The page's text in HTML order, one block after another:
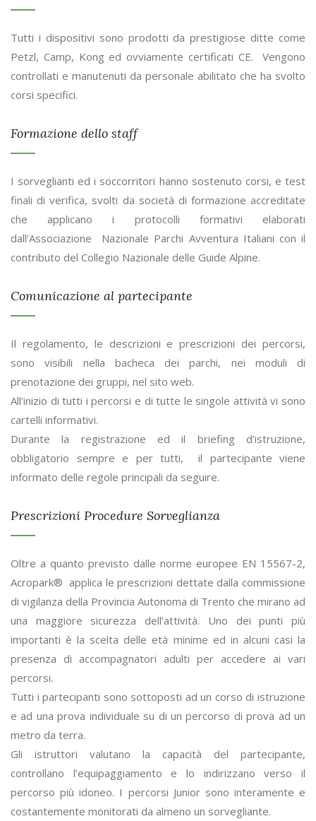
Tutti i dispositivi sono prodotti da prestigiose ditte come
Petzl, Camp, Kong ed ovviamente certificati CE. Vengono
controllati e manutenuti da personale abilitato che ha svolto
corsi specifici.
Formazione dello staff
I sorveglianti ed i soccorritori hanno sostenuto corsi, e test
finali di verifica, svolti da società di formazione accreditate
che applicano i protocolli formativi elaborati
dall’Associazione Nazionale Parchi Avventura Italiani con il
contributo del Collegio Nazionale delle Guide Alpine.
Comunicazione al partecipante
Il regolamento, le descrizioni e prescrizioni dei percorsi,
sono visibili nella bacheca dei parchi, nei moduli di
prenotazione dei gruppi, nel sito web.
All’inizio di tutti i percorsi e di tutte le singole attività vi sono
cartelli informativi.
Durante la registrazione ed il briefing d’istruzione,
obbligatorio sempre e per tutti, il partecipante viene
informato delle regole principali da seguire.
Prescrizioni Procedure Sorveglianza
Oltre a quanto previsto dalle norme europee EN 15567-2,
Acropark® applica le prescrizioni dettate dalla commissione
di vigilanza della Provincia Autonoma di Trento che mirano ad
una maggiore sicurezza dell’attività. Uno dei punti più
importanti è la scelta delle età minime ed in alcuni casi la
presenza di accompagnatori adulti per accedere ai vari
percorsi.
Tutti i partecipanti sono sottoposti ad un corso di istruzione
e ad una prova individuale su di un percorso di prova ad un
metro da terra.
Gli istruttori valutano la capacità del partecipante,
controllano l’equipaggiamento e lo indirizzano verso il
percorso più idoneo. I percorsi Junior sono interamente e
costantemente monitorati da almeno un sorvegliante.